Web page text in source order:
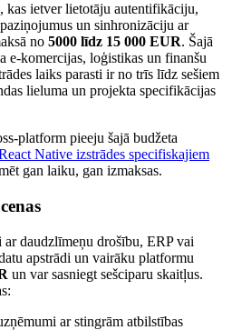
kas ietver lietotāju autentifikāciju,
un sinhronizāciju ar
no 5000 līdz 15 000 EUR. Šajā
e-komercijas, loģistikas un finanšu
laiks parasti ir no trīs līdz sešiem
lieluma un projekta specifikācijas
platform pieeju šajā budžeta
Native izstrādes specifiskajiem
gan laiku, gan izmaksas.
daudzlīmeņu drošību, ERP vai
apstrādi un vairāku platformu
un var sasniegt sešciparu skaitļus.
ar stingrām atbilstības